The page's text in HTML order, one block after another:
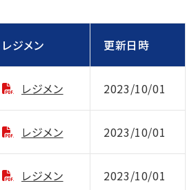
レジメン 更新日時
レジメン 2023/10/01
レジメン 2023/10/01
レジメン 2023/10/01